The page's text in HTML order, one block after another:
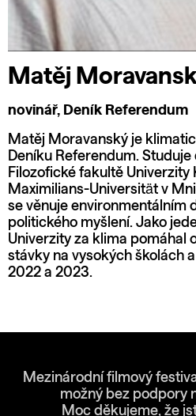
Matěj
novinář, Deník Referendum
Matěj Moravanský je
Deníku Referendum.
Filozofické fakultě Univerzity
Maximilians-Universität v
se věnuje environmentálním
politického myšlení. Jako
Univerzity za klima pomáhal
stávky na vysokých školách
2022 a 2023.
Mezinárodní filmový
možný bez podpory
Moc děkujeme, že